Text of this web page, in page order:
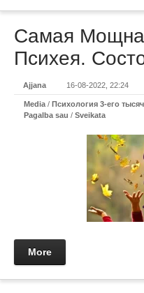
Самая
Психея.
Ajjana 16-08-2022, 22:24
Media / Психология 3-его
Pagalba sau / Sveikata
More